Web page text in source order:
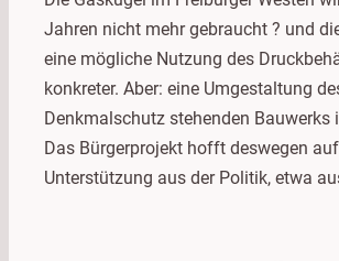
Jahren nicht mehr gebraucht ? und
eine mögliche Nutzung des
konkreter. Aber: eine Umgestaltung
Denkmalschutz stehenden Bauwerks
Das Bürgerprojekt hofft deswegen
Unterstützung aus der Politik, etwa